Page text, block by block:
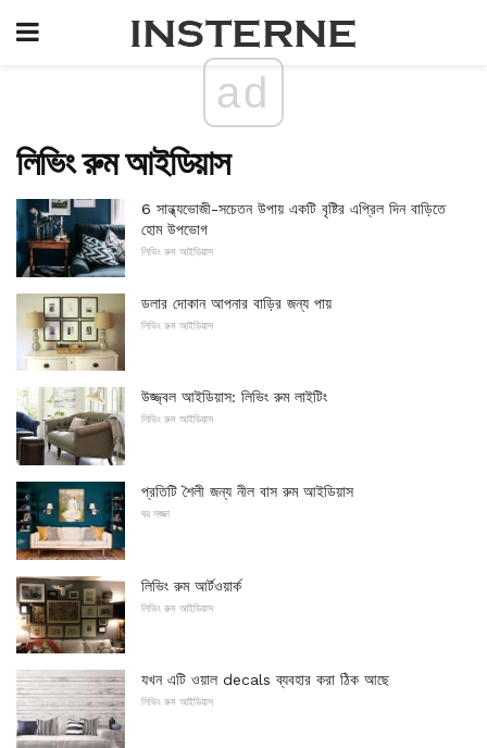
ad
লিভিং রুম আইডিয়াস
6 সান্ধ্যভোজী-সচেতন উপায় একটি বৃষ্টির এপ্রিল দিন বাড়িতে
হোম উপভোগ
লিভিং রুম আইডিয়াস
ডলার দোকান আপনার বাড়ির জন্য পায়
লিভিং রুম আইডিয়াস
উজ্জ্বল আইডিয়াস: লিভিং রুম লাইটিং
লিভিং রুম আইডিয়াস
প্রতিটি শৈলী জন্য নীল বাস রুম আইডিয়াস
ঘর সজ্জা
লিভিং রুম আর্টওয়ার্ক
লিভিং রুম আইডিয়াস
যখন এটি ওয়াল decals ব্যবহার করা ঠিক আছে
লিভিং রুম আইডিয়াস